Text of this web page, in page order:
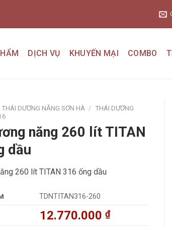
DỊCH VỤ KHUYẾN MẠI COMBO
THÁI DƯƠNG NĂNG SƠN HÀ / THÁI DƯƠNG
năng 260 lít TITAN
dầu
260 lít TITAN 316 ống dầu
TDNTITAN316-260
12.770.000 ₫